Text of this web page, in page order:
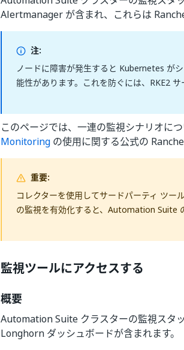
Alertmanager が含まれ、これらは
注:
ノードに障害が発生すると Kubernetes が
能性があります。これを防ぐには、RKE2
このページでは、一連の監視シナリオに
Monitoring の使用に関する公式の
重要:
コレクターを使用してサードパーティ ツー
の監視を有効化すると、Automation Suite
監視ツールにアクセスする
概要
Automation Suite クラスターの監視スタ
Longhorn ダッシュボードが含まれます。